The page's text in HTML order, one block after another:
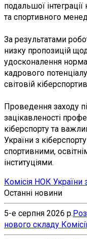
подальшої
та спортивного
За результатами
низку пропозицій
удосконалення
кадрового
світовій
Проведення заходу
зацікавленості
кіберспорту та
України з
спортивними,
інституціями.
Комісія НОК України
Останні новини
5-е серпня 2026 р.
нового складу